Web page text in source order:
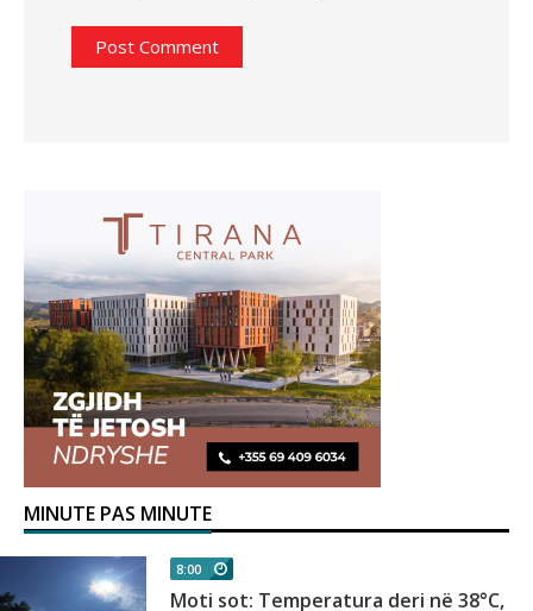
MINUTE PAS MINUTE
8:00
Moti sot: Temperatura deri në 38°C,